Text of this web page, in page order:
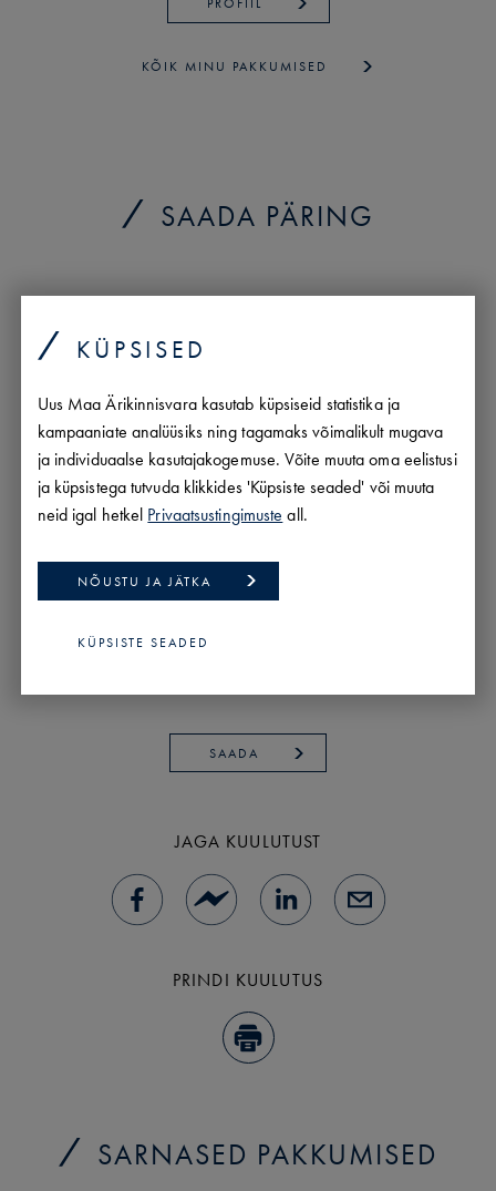
KÜPSISED
Uus Maa Ärikinnisvara kasutab küpsiseid statistika ja
kampaaniate analüüsiks ning tagamaks võimalikult mugava
ja individuaalse kasutajakogemuse. Võite muuta oma eelistusi
ja küpsistega tutvuda klikkides 'Küpsiste seaded' või muuta
neid igal hetkel Privaatsustingimuste all.
NÕUSTU JA JÄTKA
KÜPSISTE SEADED
PROFIIL
KÕIK MINU PAKKUMISED
SAADA PÄRING
SAADA
JAGA KUULUTUST
PRINDI KUULUTUS
SARNASED PAKKUMISED